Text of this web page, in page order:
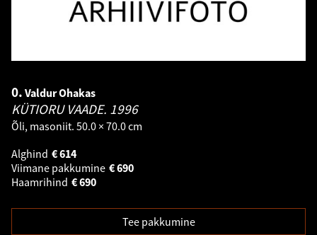
0. Valdur Ohakas
KÜTIORU VAADE. 1996
Õli, masoniit. 50.0 × 70.0 cm
Alghind
614
€
Viimane pakkumine
690
€
Haamrihind
690
€
Tee pakkumine